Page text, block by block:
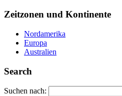
Zeitzonen und Kontinente
Nordamerika
Europa
Australien
Search
Suchen nach: